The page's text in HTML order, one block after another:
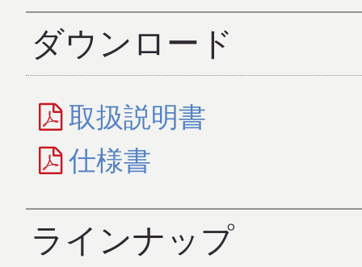
ダウンロード
取扱説明書
仕様書
ラインナップ